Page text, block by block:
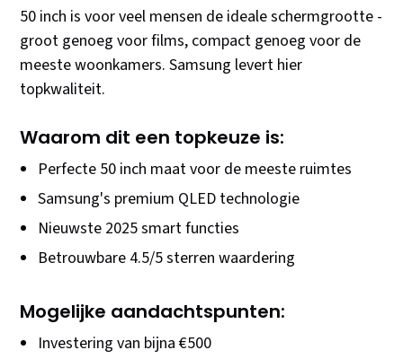
50 inch is voor veel mensen de ideale schermgrootte -
groot genoeg voor films, compact genoeg voor de
meeste woonkamers. Samsung levert hier
topkwaliteit.
Waarom dit een topkeuze is:
Perfecte 50 inch maat voor de meeste ruimtes
Samsung's premium QLED technologie
Nieuwste 2025 smart functies
Betrouwbare 4.5/5 sterren waardering
Mogelijke aandachtspunten:
Investering van bijna €500